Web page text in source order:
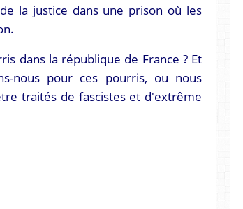
la justice dans une prison où les
dans la république de France ? Et
nous pour ces pourris, ou nous
traités de fascistes et d'extrême